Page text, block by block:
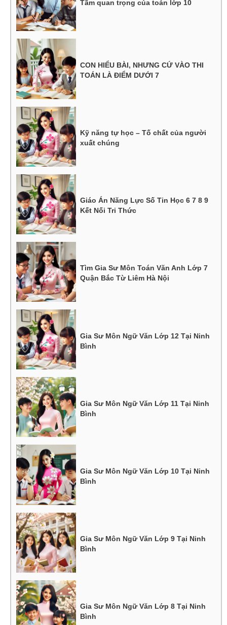
Tầm quan trọng của toán lớp 10
CON HIỂU BÀI, NHƯNG CỨ VÀO THI
TOÁN LÀ ĐIỂM DƯỚI 7
Kỹ năng tự học – Tố chất của người
xuất chúng
Giáo Án Năng Lực Số Tin Học 6 7 8 9
Kết Nối Tri Thức
Tìm Gia Sư Môn Toán Văn Anh Lớp 7
Quận Bắc Từ Liêm Hà Nội
Gia Sư Môn Ngữ Văn Lớp 12 Tại Ninh
Bình
Gia Sư Môn Ngữ Văn Lớp 11 Tại Ninh
Bình
Gia Sư Môn Ngữ Văn Lớp 10 Tại Ninh
Bình
Gia Sư Môn Ngữ Văn Lớp 9 Tại Ninh
Bình
Gia Sư Môn Ngữ Văn Lớp 8 Tại Ninh
Bình